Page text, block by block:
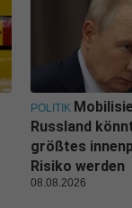
POLITIK
Russland
größtes
Risiko werden
08.08.2026